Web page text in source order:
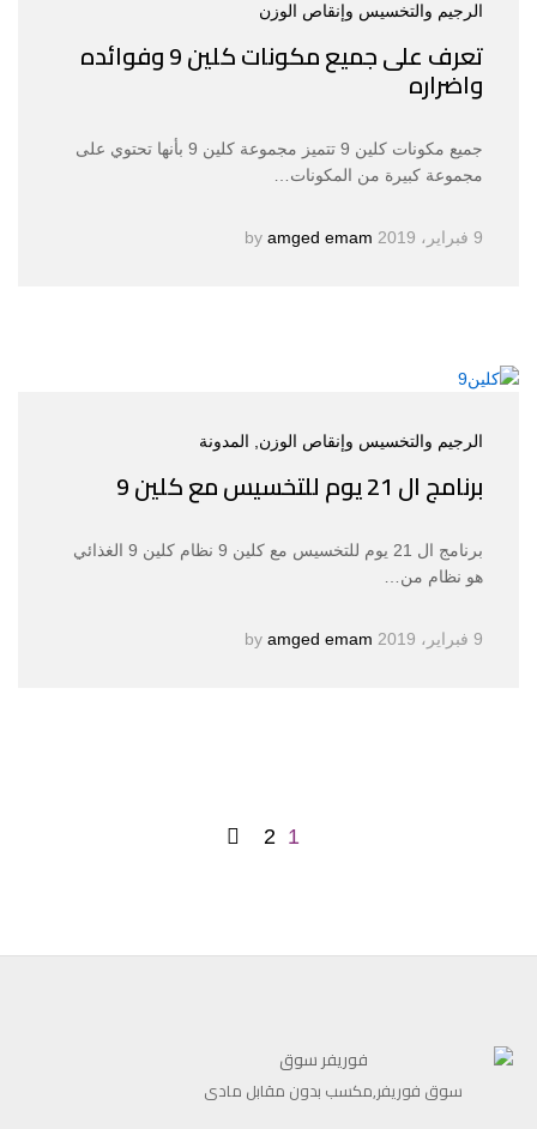
الرجيم والتخسيس وإنقاص الوزن
تعرف على جميع مكونات كلين 9 وفوائده
واضراره
جميع مكونات كلين 9 تتميز مجموعة كلين 9 بأنها تحتوي على
مجموعة كبيرة من المكونات…
9 فبراير، 2019 amged emam
الرجيم والتخسيس وإنقاص الوزن, المدونة
برنامج ال 21 يوم للتخسيس مع كلين 9
برنامج ال 21 يوم للتخسيس مع كلين 9 نظام كلين 9 الغذائي
هو نظام من…
9 فبراير، 2019 amged emam
1
2
سوق فوريفر,مكسب بدون مقابل مادى